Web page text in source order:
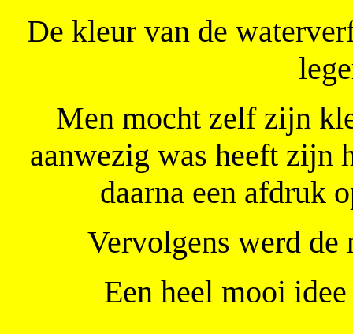
De kleur van de
Men mocht zelf zijn
aanwezig was heeft zijn
daarna een afdruk
Vervolgens werd de
Een heel mooi